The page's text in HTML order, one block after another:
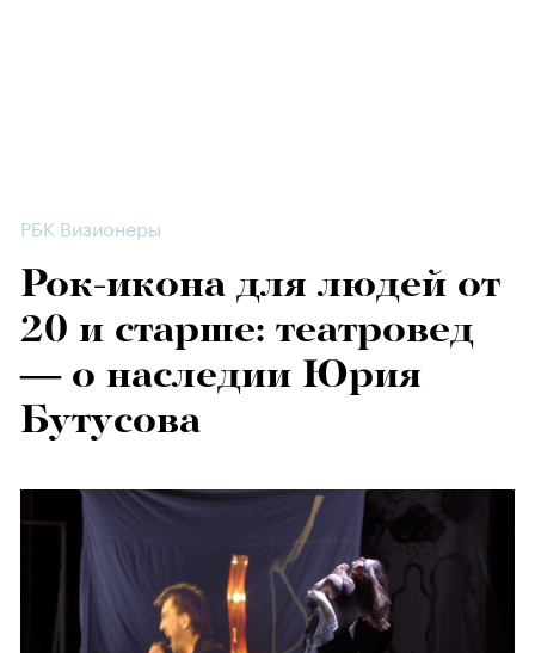
РБК Визионеры
Рок-икона для людей от
20 и старше: театровед
— о наследии Юрия
Бутусова